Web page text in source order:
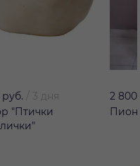
руб.
3 дня
"Птички
2 800
Пион